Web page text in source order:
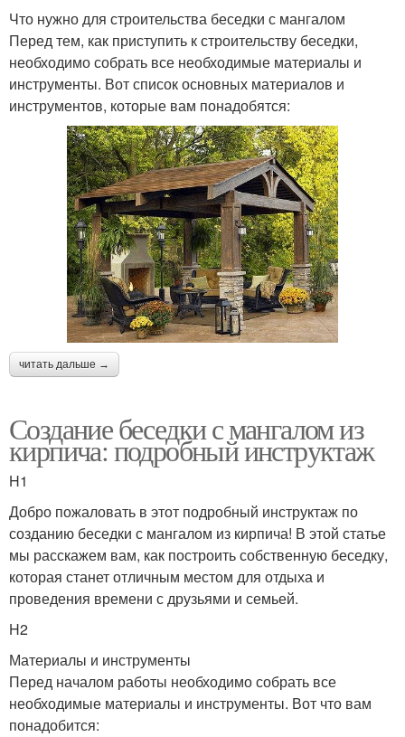
Что нужно для строительства беседки с мангалом
Перед тем, как приступить к строительству беседки,
необходимо собрать все необходимые материалы и
инструменты. Вот список основных материалов и
инструментов, которые вам понадобятся:
читать дальше →
Создание беседки с мангалом из
кирпича: подробный инструктаж
H1
Добро пожаловать в этот подробный инструктаж по
созданию беседки с мангалом из кирпича! В этой статье
мы расскажем вам, как построить собственную беседку,
которая станет отличным местом для отдыха и
проведения времени с друзьями и семьей.
H2
Материалы и инструменты
Перед началом работы необходимо собрать все
необходимые материалы и инструменты. Вот что вам
понадобится: